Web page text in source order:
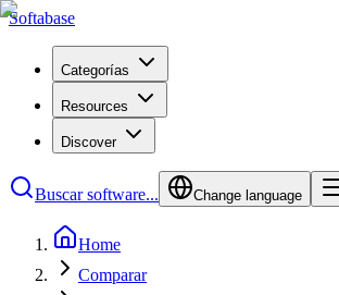
Softabase
Categorías
Resources
Discover
Buscar software... Change language
Home
Comparar